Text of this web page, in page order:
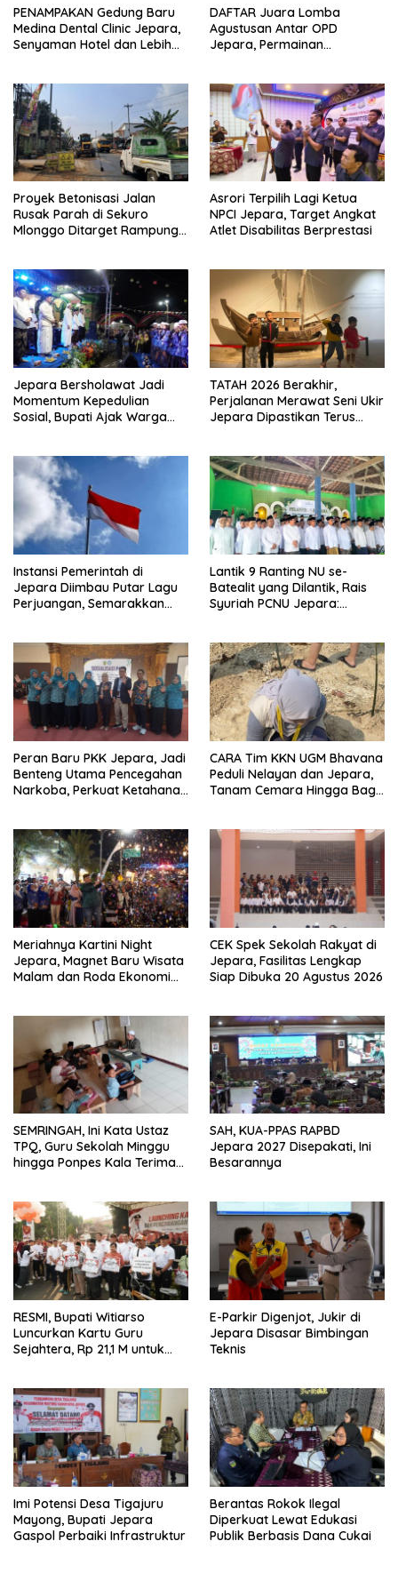
PENAMPAKAN Gedung Baru
Medina Dental Clinic Jepara,
Senyaman Hotel dan Lebih
DAFTAR Juara Lomba
Agustusan Antar OPD
Jepara, Permainan
Proyek Betonisasi Jalan
Rusak Parah di Sekuro
Mlonggo Ditarget Rampung
Asrori Terpilih Lagi Ketua
NPCI Jepara, Target Angkat
Atlet Disabilitas Berprestasi
Jepara Bersholawat Jadi
Momentum Kepedulian
Sosial, Bupati Ajak Warga
TATAH 2026 Berakhir,
Perjalanan Merawat Seni Ukir
Jepara Dipastikan Terus
Instansi Pemerintah di
Jepara Diimbau Putar Lagu
Perjuangan, Semarakkan
Lantik 9 Ranting NU se-
Batealit yang Dilantik, Rais
Syuriah PCNU Jepara:
Peran Baru PKK Jepara, Jadi
Benteng Utama Pencegahan
Narkoba, Perkuat Ketahanan
CARA Tim KKN UGM Bhavana
Peduli Nelayan dan Jepara,
Tanam Cemara Hingga Bagi
Meriahnya Kartini Night
Jepara, Magnet Baru Wisata
Malam dan Roda Ekonomi
CEK Spek Sekolah Rakyat di
Jepara, Fasilitas Lengkap
Siap Dibuka 20 Agustus 2026
SEMRINGAH, Ini Kata Ustaz
TPQ, Guru Sekolah Minggu
hingga Ponpes Kala Terima
SAH, KUA-PPAS RAPBD
Jepara 2027 Disepakati, Ini
Besarannya
RESMI, Bupati Witiarso
Luncurkan Kartu Guru
Sejahtera, Rp 21,1 M untuk
E-Parkir Digenjot, Jukir di
Jepara Disasar Bimbingan
Teknis
Imi Potensi Desa Tigajuru
Mayong, Bupati Jepara
Gaspol Perbaiki Infrastruktur
Berantas Rokok Ilegal
Diperkuat Lewat Edukasi
Publik Berbasis Dana Cukai